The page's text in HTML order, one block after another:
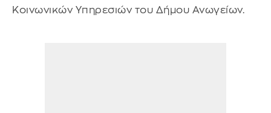
Κοινωνικών Υπηρεσιών του Δήμου Ανωγείων.